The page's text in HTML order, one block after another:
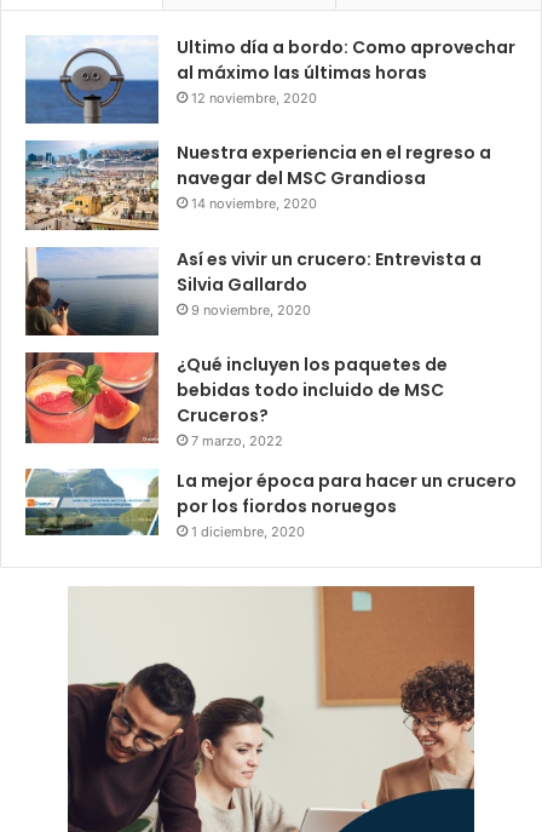
Ultimo día a bordo: Como aprovechar
al máximo las últimas horas
12 noviembre, 2020
Nuestra experiencia en el regreso a
navegar del MSC Grandiosa
14 noviembre, 2020
Así es vivir un crucero: Entrevista a
Silvia Gallardo
9 noviembre, 2020
¿Qué incluyen los paquetes de
bebidas todo incluido de MSC
Cruceros?
7 marzo, 2022
La mejor época para hacer un crucero
por los fiordos noruegos
1 diciembre, 2020